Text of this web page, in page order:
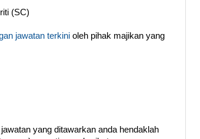
(SC)
jawatan terkini oleh pihak majikan yang
yang ditawarkan anda hendaklah